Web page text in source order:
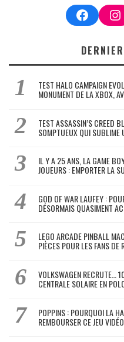
TEST HALO CAMPAIGN
MONUMENT DE LA XBOX,
TEST ASSASSIN’S CREED
SOMPTUEUX QUI SUBLIME
IL Y A 25 ANS, LA GAME
JOUEURS : EMPORTER LA
GOD OF WAR LAUFEY :
DÉSORMAIS QUASIMENT
LEGO ARCADE PINBALL
PIÈCES POUR LES FANS DE
VOLKSWAGEN RECRUTE…
CENTRALE SOLAIRE EN
POPPINS : POURQUOI LA
REMBOURSER CE JEU